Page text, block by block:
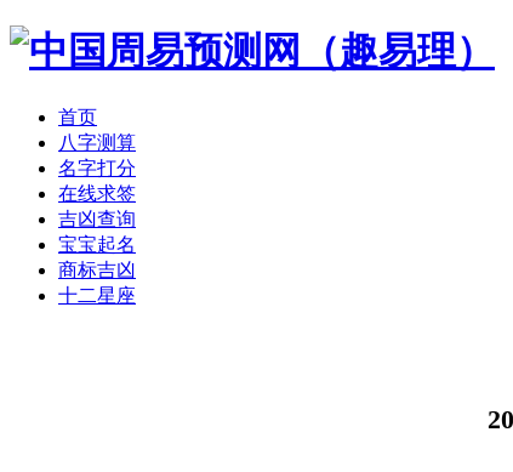
首页
八字测算
名字打分
在线求签
吉凶查询
宝宝起名
商标吉凶
十二星座